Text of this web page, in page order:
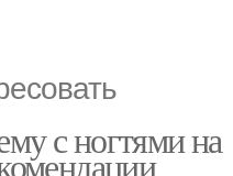
с ногтями на